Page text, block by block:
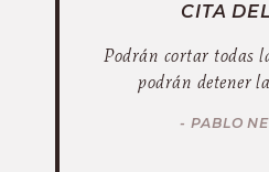
CITA
Podrán cortar todas
podrán detener
- PABLO